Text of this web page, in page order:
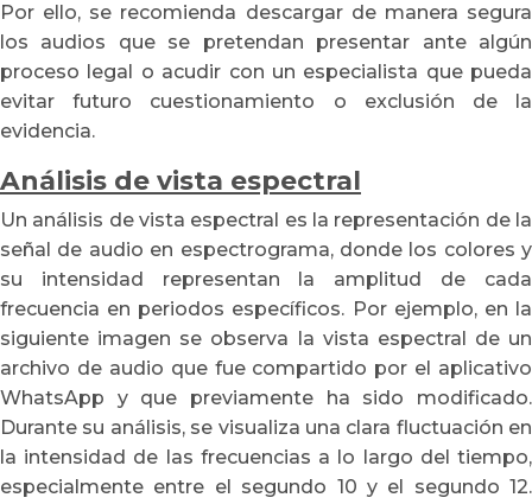
Por ello, se recomienda descargar de manera segura
los audios que se pretendan presentar ante algún
proceso legal o acudir con un especialista que pueda
evitar futuro cuestionamiento o exclusión de la
evidencia.
Análisis de vista espectral
Un análisis de vista espectral es la representación de la
señal de audio en espectrograma, donde los colores y
su intensidad representan la amplitud de cada
frecuencia en periodos específicos. Por ejemplo, en la
siguiente imagen se observa la vista espectral de un
archivo de audio que fue compartido por el aplicativo
WhatsApp y que previamente ha sido modificado.
Durante su análisis, se visualiza una clara fluctuación en
la intensidad de las frecuencias a lo largo del tiempo,
especialmente entre el segundo 10 y el segundo 12.